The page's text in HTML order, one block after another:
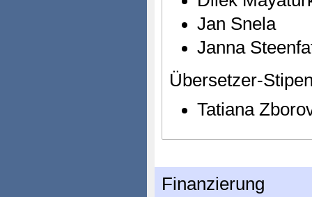
Jan Snela
Janna
Übersetzer-
Tatiana
Finanzierung